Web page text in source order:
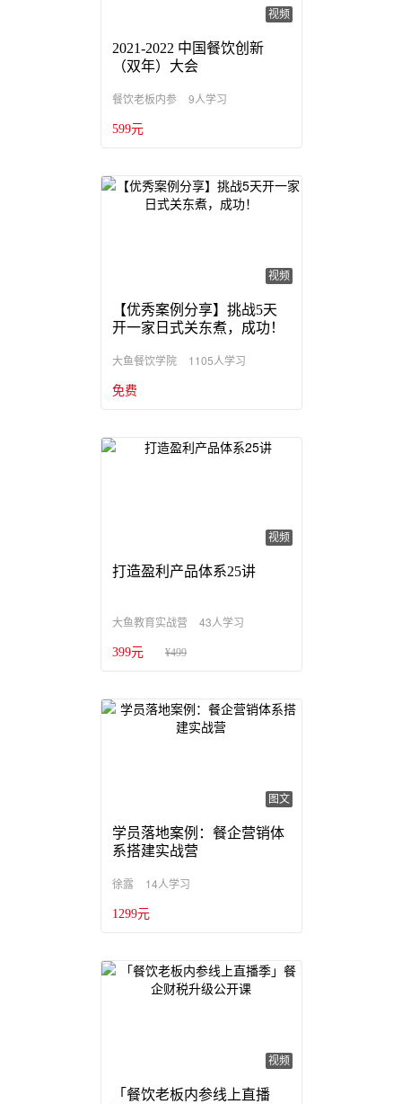
视频
2021-2022 中国餐饮创新
（双年）大会
餐饮老板内参 9人学习
599元
视频
【优秀案例分享】挑战5天
开一家日式关东煮，成功！
大鱼餐饮学院 1105人学习
免费
视频
打造盈利产品体系25讲
大鱼教育实战营 43人学习
399元 ¥499
图文
学员落地案例：餐企营销体
系搭建实战营
徐露 14人学习
1299元
视频
「餐饮老板内参线上直播